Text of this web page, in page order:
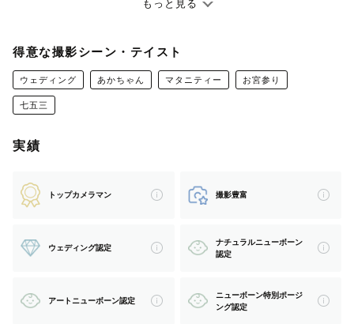
👑社内上位10%puratinumカメラマン
👑フォトスタジオ勤務経験歴13年(ペット・キッズ・ベビ
👑年間360組撮影 (これまで7000組以上)
ラマン (800組以上撮影)
👑夜景・イルミネーション対応可能
もっと見る
得意な撮影シーン・テイスト
ウェディング あかちゃん マタニティー お宮参り
七五三
実績
トップカメラマン 撮影豊富
ウェディング認定
ナチュラルニューボーン
認定
アートニューボーン認定
ニューボーン特別ポージ
ング認定